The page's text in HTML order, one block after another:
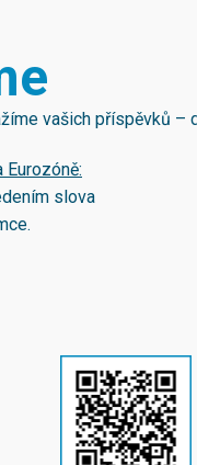
vašich příspěvků –
Eurozóně:
slova